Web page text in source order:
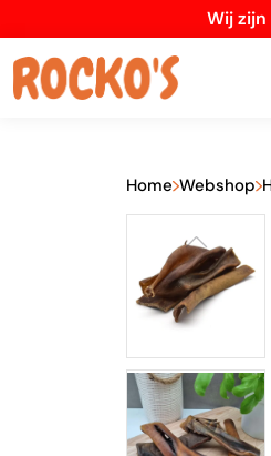
Wij
Home Webshop